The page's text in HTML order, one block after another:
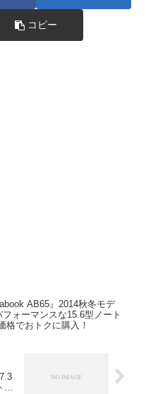
コピー
AB65』2014秋冬モデ
フォーマンスな15.6型ノート
格でおトクに購入！